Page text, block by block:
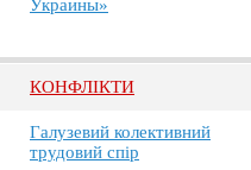
Украины»
КОНФЛІКТИ
Галузевий колективний
трудовий спір